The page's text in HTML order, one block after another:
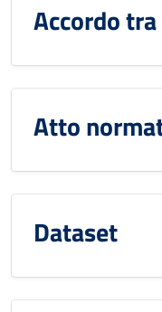
Accordo
Atto
Dataset